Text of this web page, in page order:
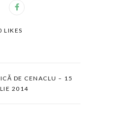
LIKES
DE CENACLU – 15
2014